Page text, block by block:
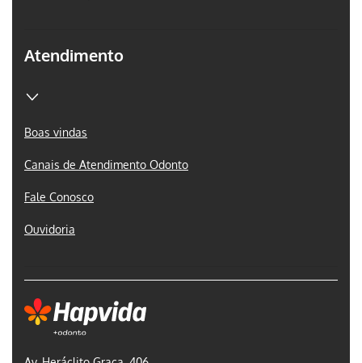
Atendimento
Boas vindas
Canais de Atendimento Odonto
Fale Conosco
Ouvidoria